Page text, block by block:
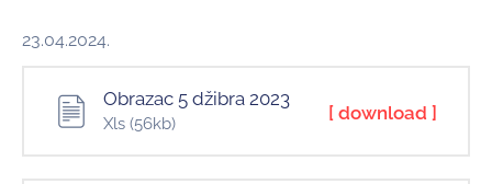
природе
23.04.2024.
Obrazac 5 džibra 2023
Xls (56kb) [ download ]